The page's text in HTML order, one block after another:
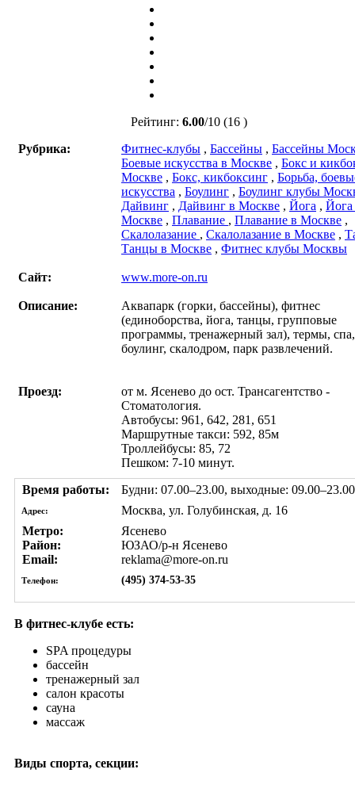
Рейтинг: 6.00/10 (16 )
Рубрика:
Фитнес-клубы , Бассейны , Бассейны
Боевые искусства в Москве , Бокс и
Москве , Бокс, кикбоксинг , Борьба,
искусства , Боулинг , Боулинг клубы
Дайвинг , Дайвинг в Москве , Йога , Йога
Москве , Плавание , Плавание в Москве ,
Скалолазание , Скалолазание в Москве ,
Танцы в Москве , Фитнес клубы Москвы
Сайт: www.more-on.ru
Описание:
Аквапарк (горки, бассейны), фитнес
(единоборства, йога, танцы, групповые
программы, тренажерный зал), термы, спа,
боулинг, скалодром, парк развлечений.
Проезд:
от м. Ясенево до ост. Трансагентство -
Стоматология.
Автобусы: 961, 642, 281, 651
Маршрутные такси: 592, 85м
Троллейбусы: 85, 72
Пешком: 7-10 минут.
Время работы:
Будни: 07.00–23.00, выходные: 09.00–23.00
Адрес:
Москва, ул. Голубинская, д. 16
Метро:
Ясенево
Район:
ЮЗАО/р-н Ясенево
Email:
reklama@more-on.ru
Телефон: (495) 374-53-35
В фитнес-клубе есть:
SPA процедуры
бассейн
тренажерный зал
салон красоты
сауна
массаж
Виды спорта, секции: